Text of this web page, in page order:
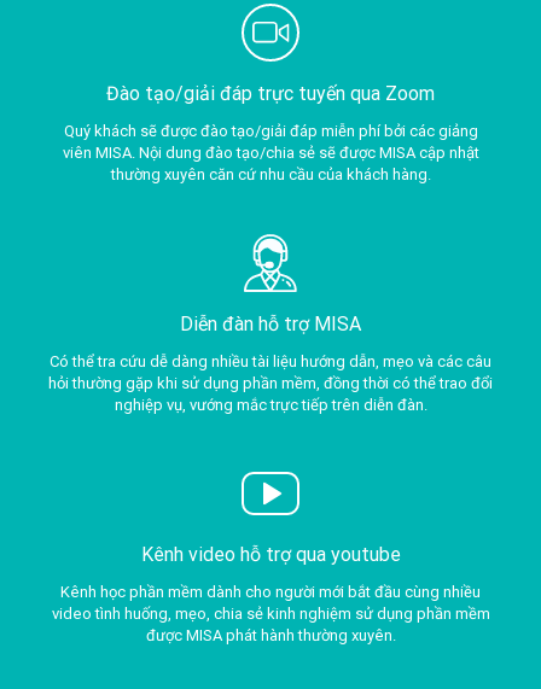
Đào tạo/giải đáp trực tuyến qua Zoom
Quý khách sẽ được đào tạo/giải đáp miễn phí bởi các giảng
viên MISA. Nội dung đào tạo/chia sẻ sẽ được MISA cập nhật
thường xuyên căn cứ nhu cầu của khách hàng.
Diễn đàn hỗ trợ MISA
Có thể tra cứu dễ dàng nhiều tài liệu hướng dẫn, mẹo và các câu
hỏi thường gặp khi sử dụng phần mềm, đồng thời có thể trao đổi
nghiệp vụ, vướng mắc trực tiếp trên diễn đàn.
Kênh video hỗ trợ qua youtube
Kênh học phần mềm dành cho người mới bắt đầu cùng nhiều
video tình huống, mẹo, chia sẻ kinh nghiệm sử dụng phần mềm
được MISA phát hành thường xuyên.